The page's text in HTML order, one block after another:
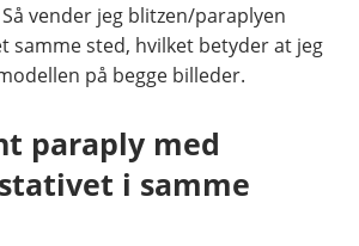
vender jeg blitzen/paraplyen
samme sted, hvilket betyder at jeg
på begge billeder.
paraply med
i samme